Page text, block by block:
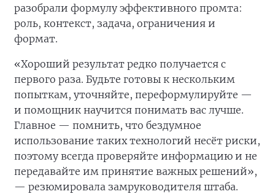
разобрали формулу эффективного промта:
роль, контекст, задача, ограничения и
формат.
«Хороший результат редко получается с
первого раза. Будьте готовы к нескольким
попыткам, уточняйте, переформулируйте —
и помощник научится понимать вас лучше.
Главное — помнить, что бездумное
использование таких технологий несёт риски,
поэтому всегда проверяйте информацию и не
передавайте им принятие важных решений»,
— резюмировала замруководителя штаба.